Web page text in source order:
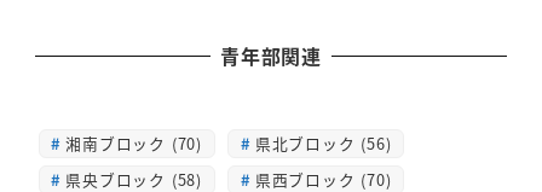
青年部関連
湘南ブロック (70)
県北ブロック (56)
県央ブロック (58)
県西ブロック (70)